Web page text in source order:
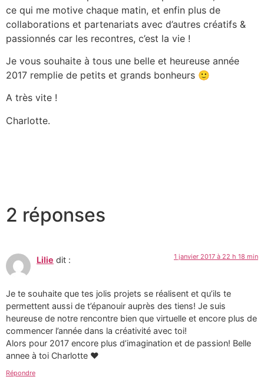
ce qui me motive chaque matin, et enfin plus de
collaborations et partenariats avec d’autres créatifs &
passionnés car les recontres, c’est la vie !
Je vous souhaite à tous une belle et heureuse année
2017 remplie de petits et grands bonheurs 🙂
A très vite !
Charlotte.
2 réponses
Lilie dit : 1 janvier 2017 à 22 h 18 min
Je te souhaite que tes jolis projets se réalisent et qu’ils te
permettent aussi de t’épanouir auprès des tiens! Je suis
heureuse de notre rencontre bien que virtuelle et encore plus de
commencer l’année dans la créativité avec toi!
Alors pour 2017 encore plus d’imagination et de passion! Belle
annee à toi Charlotte ❤
Répondre